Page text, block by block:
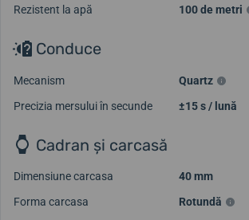
Rezistent la apă
100 de metri
Conduce
Mecanism
Quartz
Precizia mersului în secunde
±15 s / lună
Cadran și carcasă
Dimensiune carcasa
40 mm
Forma carcasa
Rotundă